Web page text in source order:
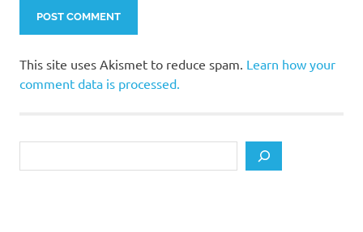
This site uses Akismet to reduce spam. Learn how your
comment data is processed.